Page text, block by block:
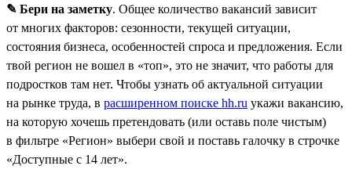
✎ Бери на заметку. Общее количество вакансий зависит
от многих факторов: сезонности, текущей ситуации,
состояния бизнеса, особенностей спроса и предложения. Если
твой регион не вошел в «топ», это не значит, что работы для
подростков там нет. Чтобы узнать об актуальной ситуации
на рынке труда, в расширенном поиске hh.ru укажи вакансию,
на которую хочешь претендовать (или оставь поле чистым)
в фильтре «Регион» выбери свой и поставь галочку в строчке
«Доступные с 14 лет».